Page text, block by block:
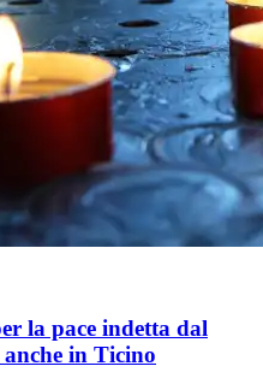
la pace indetta dal
in Ticino